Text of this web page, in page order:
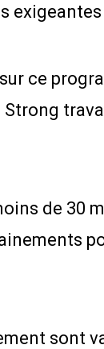
ce
Strong
de 30
sont